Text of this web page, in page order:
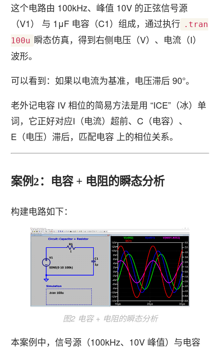
这个电路由 100kHz、峰值 10V 的正弦信号源
（V1） 与 1μF 电容（C1）组成，通过执行 .tran
100u 瞬态仿真，得到右侧电压（V）、电流（I）
波形。
可以看到：如果以电流为基准，电压滞后 90°。
老外记电容 IV 相位的简易方法是用 “ICE”（冰）单
词，它正好对应I（电流）超前、C（电容）、
E（电压）滞后，匹配电容 上的相位关系。
案例2：电容 + 电阻的瞬态分析
构建电路如下：
图2 电容 + 电阻的瞬态分析
本案例中，信号源（100kHz、10V 峰值）与电容